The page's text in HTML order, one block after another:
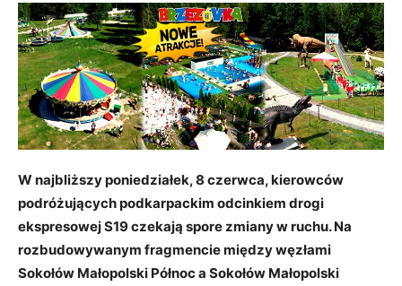
W najbliższy poniedziałek, 8 czerwca, kierowców
podróżujących podkarpackim odcinkiem drogi
ekspresowej S19 czekają spore zmiany w ruchu. Na
rozbudowywanym fragmencie między węzłami
Sokołów Małopolski Północ a Sokołów Małopolski